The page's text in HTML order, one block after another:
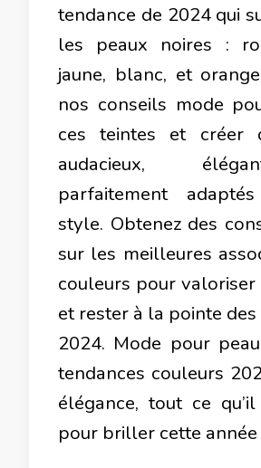
tendance de 2024 qui
les peaux noires :
jaune, blanc, et
nos conseils mode
ces teintes et créer
audacieux,
parfaitement
style. Obtenez des
sur les meilleures
couleurs pour
et rester à la pointe
2024. Mode pour
tendances couleurs
élégance, tout ce
pour briller cette année